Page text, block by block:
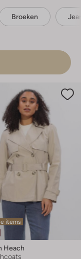
Broeken
items
Heach